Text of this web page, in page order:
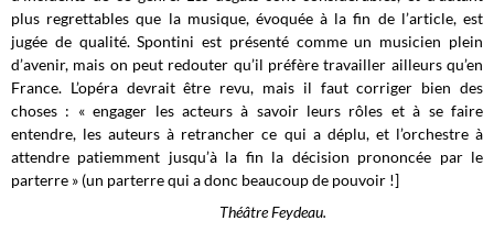
plus regrettables que la musique, évoquée à la fin de l’article, est
jugée de qualité. Spontini est présenté comme un musicien plein
d’avenir, mais on peut redouter qu’il préfère travailler ailleurs qu’en
France. L’opéra devrait être revu, mais il faut corriger bien des
choses : « engager les acteurs à savoir leurs rôles et à se faire
entendre, les auteurs à retrancher ce qui a déplu, et l’orchestre à
attendre patiemment jusqu’à la fin la décision prononcée par le
parterre » (un parterre qui a donc beaucoup de pouvoir !]
Théâtre Feydeau.